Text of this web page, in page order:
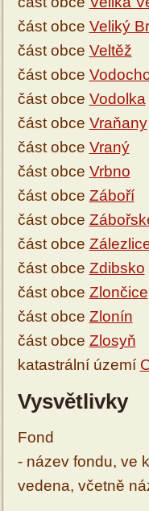
část obce Veliký
část obce Veltěž
část obce
část obce Vodolka
část obce Vraňany
část obce Vraný
část obce Vrbno
část obce Záboří
část obce
část obce
část obce Zdibsko
část obce Zlončice
část obce Zlonín
část obce Zlosyň
katastrální území
Vysvětlivky
Fond
- název fondu, ve
vedena, včetně